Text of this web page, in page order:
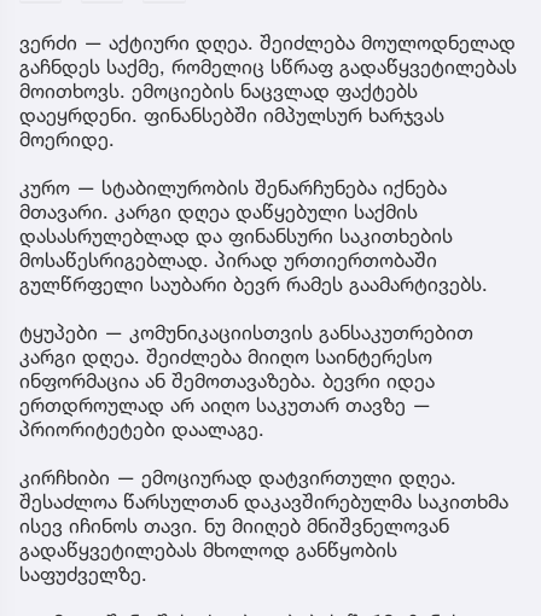
ვერძი — აქტიური დღეა. შეიძლება მოულოდნელად
გაჩნდეს საქმე, რომელიც სწრაფ გადაწყვეტილებას
მოითხოვს. ემოციების ნაცვლად ფაქტებს
დაეყრდენი. ფინანსებში იმპულსურ ხარჯვას
მოერიდე.
კურო — სტაბილურობის შენარჩუნება იქნება
მთავარი. კარგი დღეა დაწყებული საქმის
დასასრულებლად და ფინანსური საკითხების
მოსაწესრიგებლად. პირად ურთიერთობაში
გულწრფელი საუბარი ბევრ რამეს გაამარტივებს.
ტყუპები — კომუნიკაციისთვის განსაკუთრებით
კარგი დღეა. შეიძლება მიიღო საინტერესო
ინფორმაცია ან შემოთავაზება. ბევრი იდეა
ერთდროულად არ აიღო საკუთარ თავზე —
პრიორიტეტები დაალაგე.
კირჩხიბი — ემოციურად დატვირთული დღეა.
შესაძლოა წარსულთან დაკავშირებულმა საკითხმა
ისევ იჩინოს თავი. ნუ მიიღებ მნიშვნელოვან
გადაწყვეტილებას მხოლოდ განწყობის
საფუძველზე.